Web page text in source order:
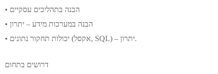
• הבנה בתהליכים עסקיים
• הבנה במערכות מידע – יתרון
• יכולות תחקור נתונים (אקסל, SQL) – יתרון.
דרושים בתחום